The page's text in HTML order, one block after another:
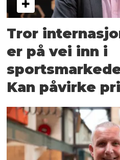
Tror
er på vei inn i
Kan påvirke